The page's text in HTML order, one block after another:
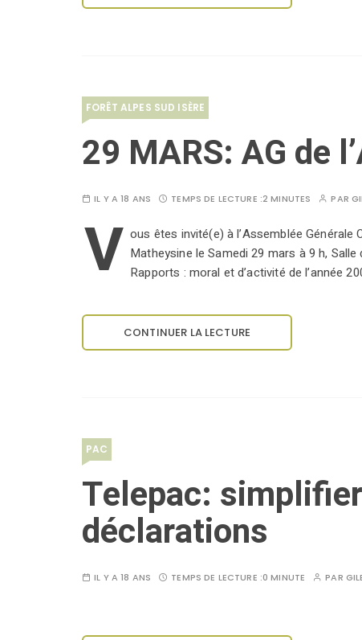
FORÊT ALPES SUD ISÈRE
29 MARS: AG de
IL Y A 18 ANS TEMPS DE LECTURE :2 MINUTES PAR
V ous êtes invité(e) à l’Assemblée
Matheysine le Samedi 29 mars à 9 h,
Rapports : moral et d’activité de l’année
CONTINUER LA LECTURE
PAC
Telepac:
déclarations
IL Y A 18 ANS TEMPS DE LECTURE :0 MINUTE PAR